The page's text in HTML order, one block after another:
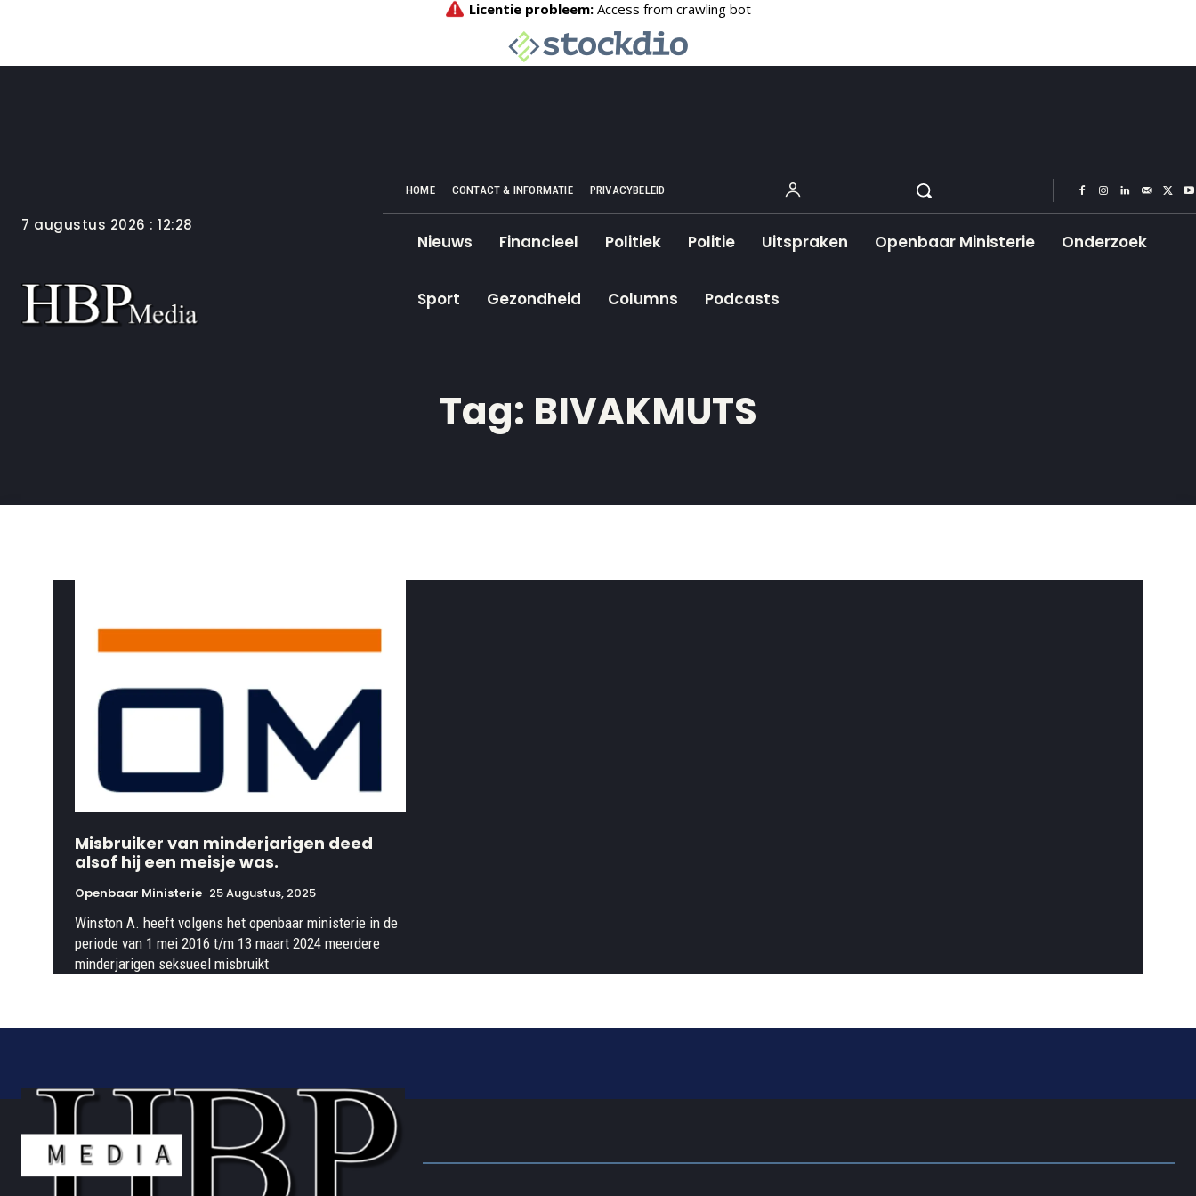
7 augustus 2026 : 12:28
HOME CONTACT & INFORMATIE PRIVACYBELEID
Nieuws Financieel Politiek Politie Uitspraken Openbaar Ministerie Onderzoek
Sport Gezondheid Columns Podcasts
Tag: BIVAKMUTS
Misbruiker van minderjarigen deed
alsof hij een meisje was.
Openbaar Ministerie 25 Augustus, 2025
Winston A. heeft volgens het openbaar ministerie in de
periode van 1 mei 2016 t/m 13 maart 2024 meerdere
minderjarigen seksueel misbruikt